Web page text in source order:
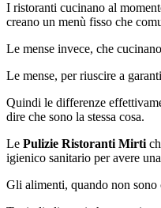
I ristoranti cucinano al
creano un menù fisso che
Le mense invece, che
Le mense, per riuscire a
Quindi le differenze
dire che sono la stessa cosa.
Le Pulizie Ristoranti Mirti
igienico sanitario per avere
Gli alimenti, quando non